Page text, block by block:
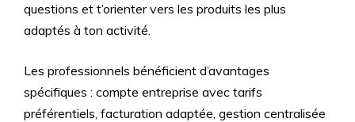
questions et t’orienter vers les produits les plus
adaptés à ton activité.
Les professionnels bénéficient d’avantages
spécifiques : compte entreprise avec tarifs
préférentiels, facturation adaptée, gestion centralisée